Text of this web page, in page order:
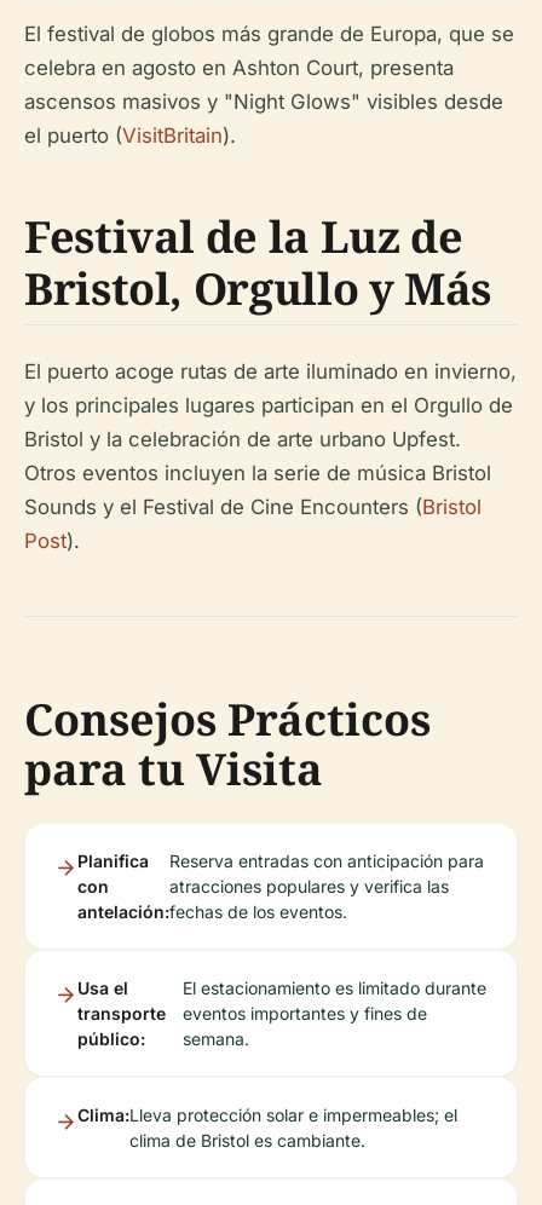
El festival de globos más grande de Europa, que se
celebra en agosto en Ashton Court, presenta
ascensos masivos y "Night Glows" visibles desde
el puerto (VisitBritain).
Festival de la Luz de
Bristol, Orgullo y Más
El puerto acoge rutas de arte iluminado en invierno,
y los principales lugares participan en el Orgullo de
Bristol y la celebración de arte urbano Upfest.
Otros eventos incluyen la serie de música Bristol
Sounds y el Festival de Cine Encounters (Bristol
Post).
Consejos Prácticos
para tu Visita
Planifica
con
antelación:
Reserva entradas con anticipación para
atracciones populares y verifica las
fechas de los eventos.
Usa el
transporte
público:
El estacionamiento es limitado durante
eventos importantes y fines de
semana.
Clima:Lleva protección solar e impermeables; el
clima de Bristol es cambiante.